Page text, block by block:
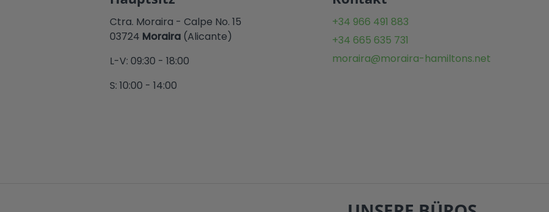
Ctra. Moraira - Calpe No. 15
03724 Moraira (Alicante)
L-V: 09:30 - 18:00
S: 10:00 - 14:00
+34 966 491 883
+34 665 635 731
moraira@moraira-hamiltons.net